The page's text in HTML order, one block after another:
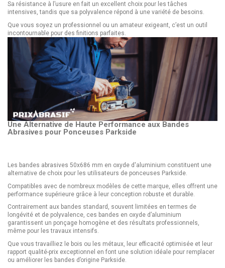
Sa résistance à l’usure en fait un excellent choix pour les tâches
intensives, tandis que sa polyvalence répond à une variété de besoins.
Que vous soyez un professionnel ou un amateur exigeant, c’est un outil
incontournable pour des finitions parfaites.
Une Alternative de Haute Performance aux Bandes
Abrasives pour Ponceuses Parkside
Les bandes abrasives 50x686 mm en oxyde d'aluminium constituent une
alternative de choix pour les utilisateurs de ponceuses Parkside.
Compatibles avec de nombreux modèles de cette marque, elles offrent une
performance supérieure grâce à leur conception robuste et durable.
Contrairement aux bandes standard, souvent limitées en termes de
longévité et de polyvalence, ces bandes en oxyde d’aluminium
garantissent un ponçage homogène et des résultats professionnels,
même pour les travaux intensifs.
Que vous travailliez le bois ou les métaux, leur efficacité optimisée et leur
rapport qualité-prix exceptionnel en font une solution idéale pour remplacer
ou améliorer les bandes d’origine Parkside.